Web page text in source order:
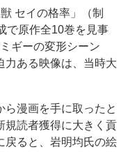
セイの格率」（制
で原作全10巻を見事
ギーの変形シーン
力ある映像は、当時大
ら漫画を手に取ったと
規読者獲得に大きく貢
戻ると、岩明均氏の絵